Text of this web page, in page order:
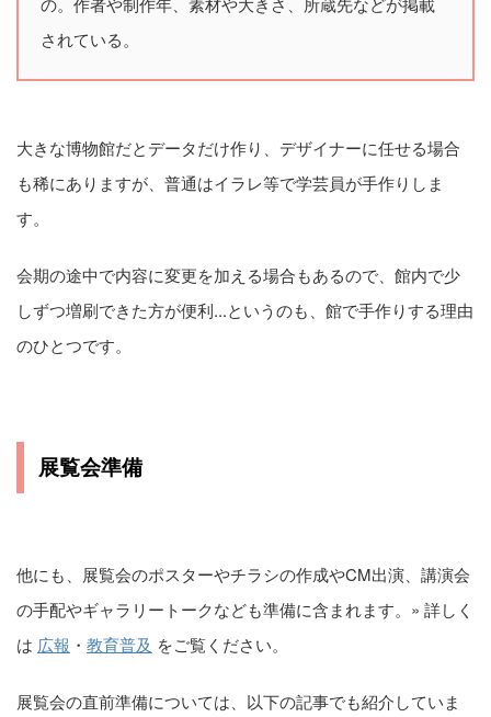
されている。
大きな博物館だとデータだけ作り、デザイナーに任せる場合
も稀にありますが、普通はイラレ等で学芸員が手作りしま
す。
会期の途中で内容に変更を加える場合もあるので、館内で少
しずつ増刷できた方が便利...というのも、館で手作りする理由
のひとつです。
展覧会準備
他にも、展覧会のポスターやチラシの作成やCM出演、講演会
の手配やギャラリートークなども準備に含まれます。» 詳しく
は 広報 ・ 教育普及 をご覧ください。
展覧会の直前準備については、以下の記事でも紹介していま